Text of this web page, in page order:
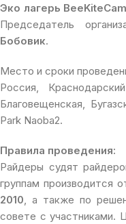
Эко лагерь
Председатель
Бобовик.
Место и сроки
Россия,
Благовещенская,
Park Naoba2.
Правила проведения:
Райдеры судят
группам производится
2010, а также по
совете с участниками.